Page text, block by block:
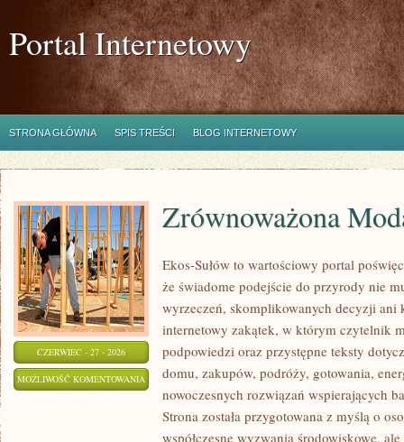
Portal Internetowy
STRONA GŁÓWNA SPIS TREŚCI BLOG INTERNETOWY
CZERWIEC - 27 - 2026
MOŻLIWOŚĆ KOMENTOWANIA ZRÓWNOWAŻONA
MODA
Zrównoważona
Ekos-Sułów to wartościowy portal
że świadome podejście do przyrody nie
wyrzeczeń, skomplikowanych decyzji ani
internetowy zakątek, w którym czytelnik
podpowiedzi oraz przystępne teksty
domu, zakupów, podróży, gotowania,
nowoczesnych rozwiązań wspierających
Strona została przygotowana z myślą o
współczesne wyzwania środowiskowe,